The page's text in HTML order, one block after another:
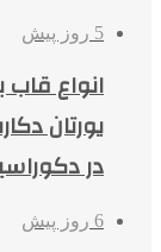
5 روز پیش
انواع
یورتان
در
6 روز پیش